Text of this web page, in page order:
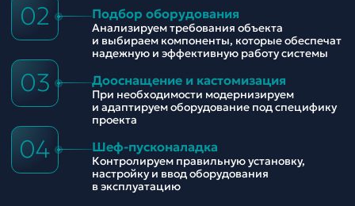
02 Подбор оборудования
Анализируем требования объекта
и выбираем компоненты, которые обеспечат
надежную и эффективную работу системы
03 Дооснащение и кастомизация
При необходимости модернизируем
и адаптируем оборудование под специфику
проекта
04 Шеф-пусконаладка
Контролируем правильную установку,
настройку и ввод оборудования
в эксплуатацию